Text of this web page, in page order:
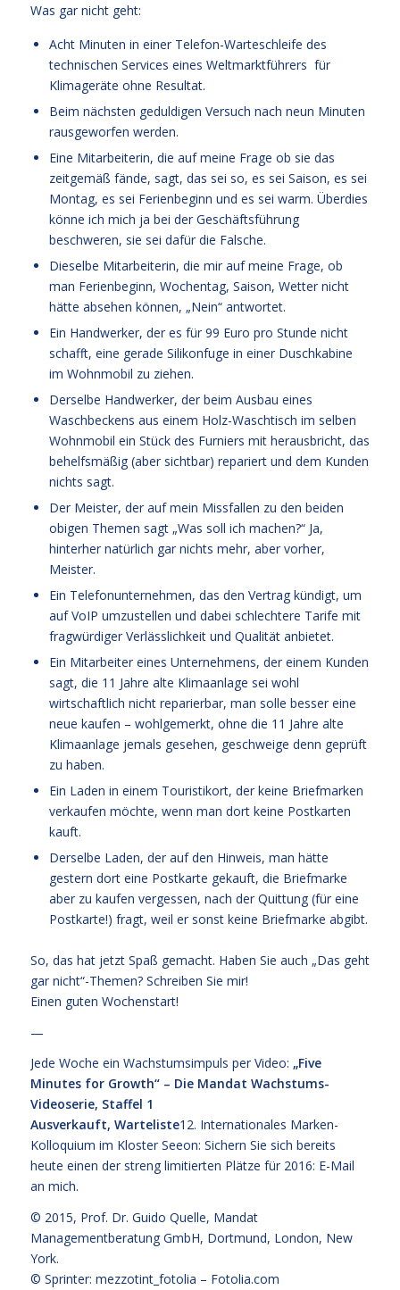
Was gar nicht geht:
Acht Minuten in einer Telefon-Warteschleife des
technischen Services eines Weltmarktführers für
Klimageräte ohne Resultat.
Beim nächsten geduldigen Versuch nach neun Minuten
rausgeworfen werden.
Eine Mitarbeiterin, die auf meine Frage ob sie das
zeitgemäß fände, sagt, das sei so, es sei Saison, es sei
Montag, es sei Ferienbeginn und es sei warm. Überdies
könne ich mich ja bei der Geschäftsführung
beschweren, sie sei dafür die Falsche.
Dieselbe Mitarbeiterin, die mir auf meine Frage, ob
man Ferienbeginn, Wochentag, Saison, Wetter nicht
hätte absehen können, „Nein“ antwortet.
Ein Handwerker, der es für 99 Euro pro Stunde nicht
schafft, eine gerade Silikonfuge in einer Duschkabine
im Wohnmobil zu ziehen.
Derselbe Handwerker, der beim Ausbau eines
Waschbeckens aus einem Holz-Waschtisch im selben
Wohnmobil ein Stück des Furniers mit herausbricht, das
behelfsmäßig (aber sichtbar) repariert und dem Kunden
nichts sagt.
Der Meister, der auf mein Missfallen zu den beiden
obigen Themen sagt „Was soll ich machen?“ Ja,
hinterher natürlich gar nichts mehr, aber vorher,
Meister.
Ein Telefonunternehmen, das den Vertrag kündigt, um
auf VoIP umzustellen und dabei schlechtere Tarife mit
fragwürdiger Verlässlichkeit und Qualität anbietet.
Ein Mitarbeiter eines Unternehmens, der einem Kunden
sagt, die 11 Jahre alte Klimaanlage sei wohl
wirtschaftlich nicht reparierbar, man solle besser eine
neue kaufen – wohlgemerkt, ohne die 11 Jahre alte
Klimaanlage jemals gesehen, geschweige denn geprüft
zu haben.
Ein Laden in einem Touristikort, der keine Briefmarken
verkaufen möchte, wenn man dort keine Postkarten
kauft.
Derselbe Laden, der auf den Hinweis, man hätte
gestern dort eine Postkarte gekauft, die Briefmarke
aber zu kaufen vergessen, nach der Quittung (für eine
Postkarte!) fragt, weil er sonst keine Briefmarke abgibt.
So, das hat jetzt Spaß gemacht. Haben Sie auch „Das geht
gar nicht“-Themen? Schreiben Sie mir!
Einen guten Wochenstart!
—
Jede Woche ein Wachstumsimpuls per Video: „Five
Minutes for Growth“ – Die Mandat Wachstums-
Videoserie, Staffel 1
Ausverkauft, Warteliste12. Internationales Marken-
Kolloquium im Kloster Seeon: Sichern Sie sich bereits
heute einen der streng limitierten Plätze für 2016: E-Mail
an mich.
© 2015, Prof. Dr. Guido Quelle, Mandat
Managementberatung GmbH, Dortmund, London, New
York.
© Sprinter: mezzotint_fotolia – Fotolia.com